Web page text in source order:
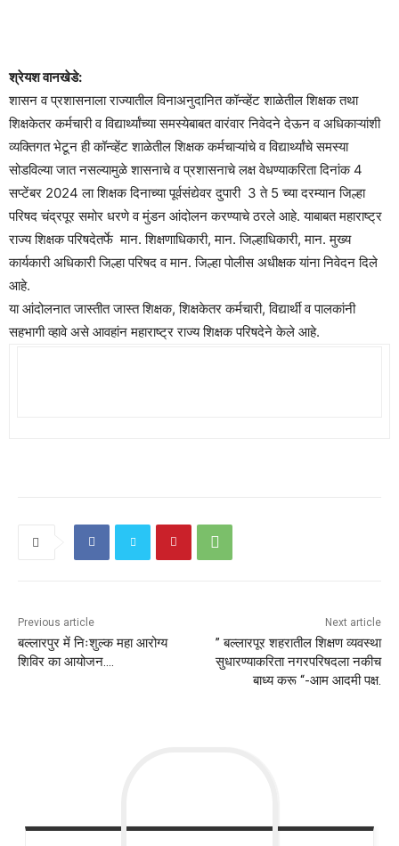
श्रेयश वानखेडे:
शासन व प्रशासनाला राज्यातील विनाअनुदानित कॉन्व्हेंट शाळेतील शिक्षक तथा
शिक्षकेतर कर्मचारी व विद्यार्थ्यांच्या समस्येबाबत वारंवार निवेदने देऊन व अधिकाऱ्यांशी
व्यक्तिगत भेटून ही कॉन्व्हेंट शाळेतील शिक्षक कर्मचाऱ्यांचे व विद्यार्थ्यांचे समस्या
सोडविल्या जात नसल्यामुळे शासनाचे व प्रशासनाचे लक्ष वेधण्याकरिता दिनांक 4
सप्टेंबर 2024 ला शिक्षक दिनाच्या पूर्वसंद्येवर दुपारी 3 ते 5 च्या दरम्यान जिल्हा
परिषद चंद्रपूर समोर धरणे व मुंडन आंदोलन करण्याचे ठरले आहे. याबाबत महाराष्ट्र
राज्य शिक्षक परिषदेतर्फे मान. शिक्षणाधिकारी, मान. जिल्हाधिकारी, मान. मुख्य
कार्यकारी अधिकारी जिल्हा परिषद व मान. जिल्हा पोलीस अधीक्षक यांना निवेदन दिले
आहे.
या आंदोलनात जास्तीत जास्त शिक्षक, शिक्षकेतर कर्मचारी, विद्यार्थी व पालकांनी
सहभागी व्हावे असे आवहांन महाराष्ट्र राज्य शिक्षक परिषदेने केले आहे.
Previous article
बल्लारपुर में निःशुल्क महा आरोग्य
शिविर का आयोजन….
Next article
” बल्लारपूर शहरातील शिक्षण व्यवस्था
सुधारण्याकरिता नगरपरिषदला नकीच
बाध्य करू “-आम आदमी पक्ष.